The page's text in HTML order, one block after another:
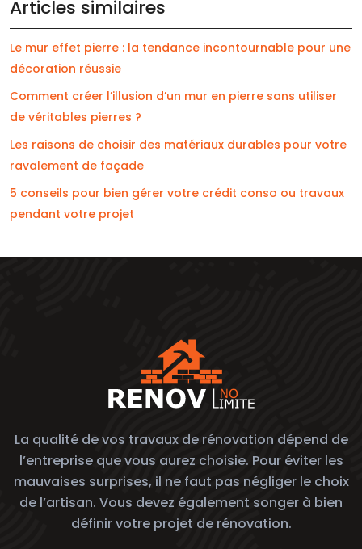
Articles similaires
Le mur effet pierre : la tendance incontournable pour une
décoration réussie
Comment créer l’illusion d’un mur en pierre sans utiliser
de véritables pierres ?
Les raisons de choisir des matériaux durables pour votre
ravalement de façade
5 conseils pour bien gérer votre crédit conso ou travaux
pendant votre projet
La qualité de vos travaux de rénovation dépend de
l’entreprise que vous aurez choisie. Pour éviter les
mauvaises surprises, il ne faut pas négliger le choix
de l’artisan. Vous devez également songer à bien
définir votre projet de rénovation.